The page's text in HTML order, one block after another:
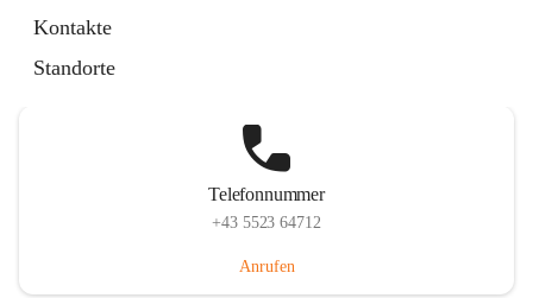
Kontakte
Standorte
Telefonnummer
+43 5523 64712
Anrufen